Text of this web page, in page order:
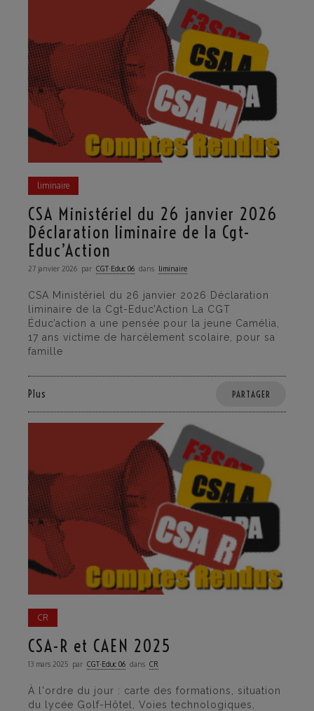
liminaire
CSA Ministériel du 26 janvier 2026
Déclaration liminaire de la Cgt-
Educ’Action
27 janvier 2026 par CGT·Educ 06 dans liminaire
CSA Ministériel du 26 janvier 2026 Déclaration
liminaire de la Cgt-Educ’Action La CGT
Éduc’action a une pensée pour la jeune Camélia,
17 ans victime de harcèlement scolaire, pour sa
famille
Plus PARTAGER
CR
CSA-R et CAEN 2025
13 mars 2025 par CGT·Educ 06 dans CR
À l'ordre du jour : carte des formations, situation
du lycée Golf-Hôtel, Voies technologiques,